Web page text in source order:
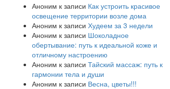
Аноним к записи Как устроить красивое
освещение территории возле дома
Аноним к записи Худеем за 3 недели
Аноним к записи Шоколадное
обертывание: путь к идеальной коже и
отличному настроению
Аноним к записи Тайский массаж: путь к
гармонии тела и души
Аноним к записи Весна, цветы!!!